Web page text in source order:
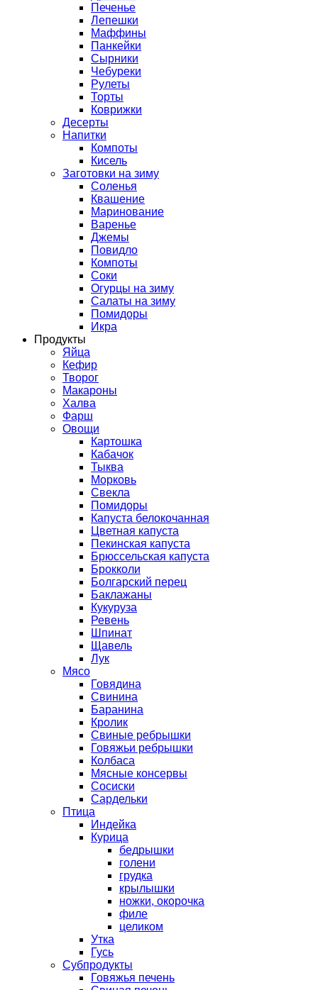
Печенье
Лепешки
Маффины
Панкейки
Сырники
Чебуреки
Рулеты
Торты
Коврижки
Десерты
Напитки
Компоты
Кисель
Заготовки на зиму
Соленья
Квашение
Маринование
Варенье
Джемы
Повидло
Компоты
Соки
Огурцы на зиму
Салаты на зиму
Помидоры
Икра
Продукты
Яйца
Кефир
Творог
Макароны
Халва
Фарш
Овощи
Картошка
Кабачок
Тыква
Морковь
Свекла
Помидоры
Капуста белокочанная
Цветная капуста
Пекинская капуста
Брюссельская капуста
Брокколи
Болгарский перец
Баклажаны
Кукуруза
Ревень
Шпинат
Щавель
Лук
Мясо
Говядина
Свинина
Баранина
Кролик
Свиные ребрышки
Говяжьи ребрышки
Колбаса
Мясные консервы
Сосиски
Сардельки
Птица
Индейка
Курица
бедрышки
голени
грудка
крылышки
ножки, окорочка
филе
целиком
Утка
Гусь
Субпродукты
Говяжья печень